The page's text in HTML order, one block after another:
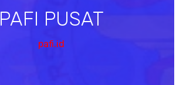
PAFI PUSAT
pafi.id